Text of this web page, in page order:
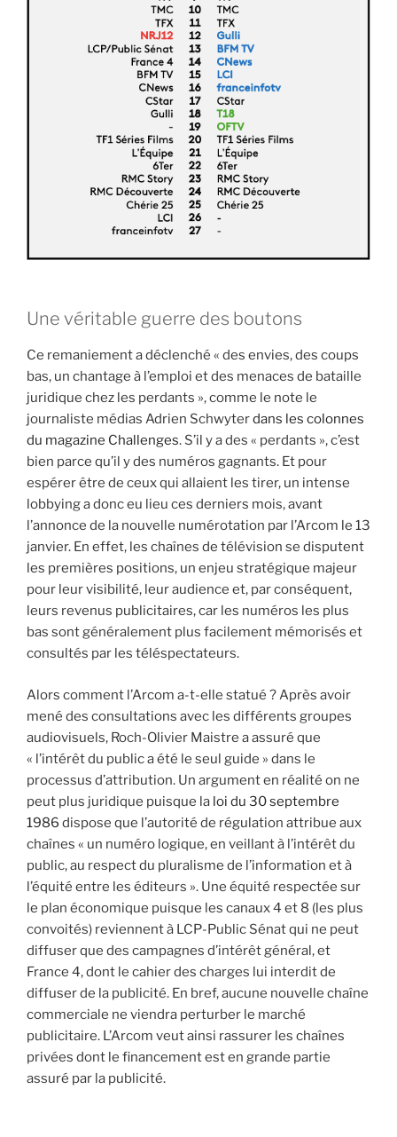
Une véritable guerre des boutons
Ce remaniement a déclenché « des envies, des coups
bas, un chantage à l’emploi et des menaces de bataille
juridique chez les perdants », comme le note le
journaliste médias Adrien Schwyterdans les colonnes
du magazine Challenges. S’il y a des « perdants », c’est
bien parce qu’il y des numéros gagnants. Et pour
espérer être de ceux qui allaient les tirer, un intense
lobbying a donc eu lieu ces derniers mois, avant
l’annonce de la nouvelle numérotation par l’Arcom le 13
janvier. En effet, les chaînes de télévision se disputent
les premières positions, un enjeu stratégique majeur
pour leur visibilité, leur audience et, par conséquent,
leurs revenus publicitaires, car les numéros les plus
bas sont généralement plus facilement mémorisés et
consultés par les téléspectateurs.
Alors comment l’Arcom a-t-elle statué ? Après avoir
mené des consultations avec les différents groupes
audiovisuels, Roch-Olivier Maistre a assuré que
« l’intérêt du public a été le seul guide » dans le
processus d’attribution. Un argument en réalité on ne
peut plus juridique puisque la loi du 30 septembre
1986 dispose que l’autorité de régulation attribue aux
chaînes « un numéro logique, en veillant à l’intérêt du
public, au respect du pluralisme de l’information et à
l’équité entre les éditeurs ». Une équité respectée sur
le plan économique puisque les canaux 4 et 8 (les plus
convoités) reviennent à LCP-Public Sénat qui ne peut
diffuser que des campagnes d’intérêt général, et
France 4, dont le cahier des charges lui interdit de
diffuser de la publicité. En bref, aucune nouvelle chaîne
commerciale ne viendra perturber le marché
publicitaire. L’Arcom veut ainsi rassurer les chaînes
privées dont le financement est en grande partie
assuré par la publicité.